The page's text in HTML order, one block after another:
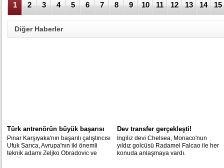
1 2 3 4 5 6 7 8 9 10 11 12 13 14 15
Diğer Haberler
Türk antrenörün büyük başarısı
Pınar Karşıyaka'nın başarılı çalıştırıcısı
Ufuk Sarıca, Avrupa'nın iki önemli
teknik adamı Zeljko Obradovic ve
Dev transfer gerçekleşti!
İngiliz devi Chelsea, Monaco'nun
yıldız golcüsü Radamel Falcao ile her
konuda anlaşmaya vardı.